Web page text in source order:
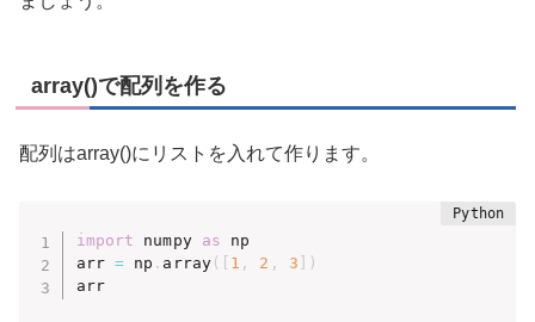
array()で配列を作る
配列はarray()にリストを入れて作ります。
import numpy as np
arr = np . array( 1 , 2 , 3
)
arr